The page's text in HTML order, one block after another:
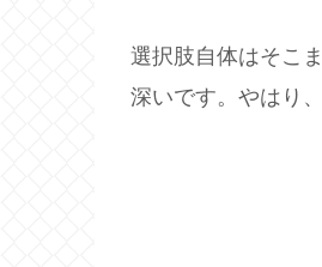
選択肢自体はそこ
深いです。やはり